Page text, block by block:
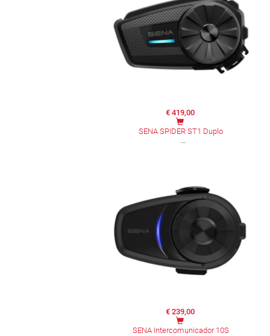
€ 419,00
SENA SPIDER ST1 Duplo
€ 239,00
SENA Intercomunicador 10S